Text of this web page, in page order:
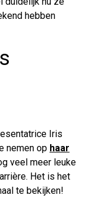
hebben
Iris
nemen op haar
veel meer leuke
Het is het
te bekijken!